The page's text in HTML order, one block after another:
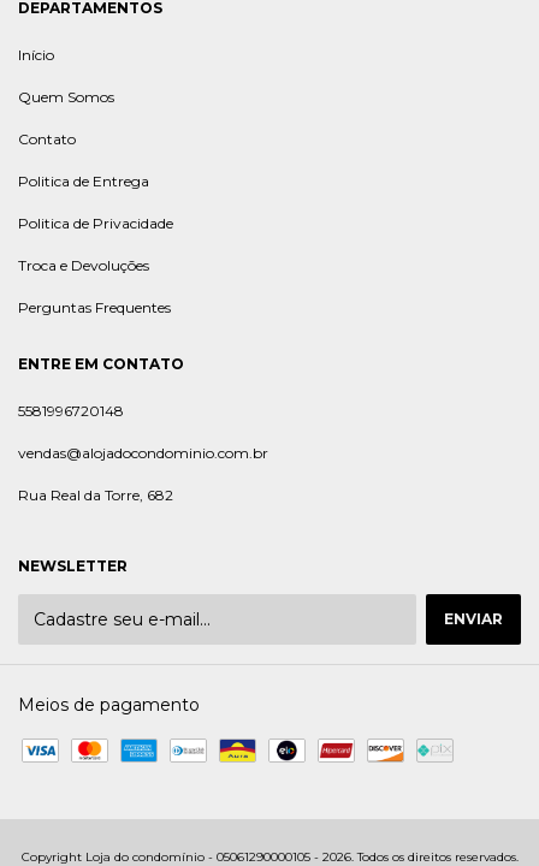
DEPARTAMENTOS
Início
Quem Somos
Contato
Politica de Entrega
Politica de Privacidade
Troca e Devoluções
Perguntas Frequentes
ENTRE EM CONTATO
5581996720148
vendas@alojadocondominio.com.br
Rua Real da Torre, 682
NEWSLETTER
Meios de pagamento
Copyright Loja do condomínio - 05061290000105 - 2026. Todos os direitos reservados.